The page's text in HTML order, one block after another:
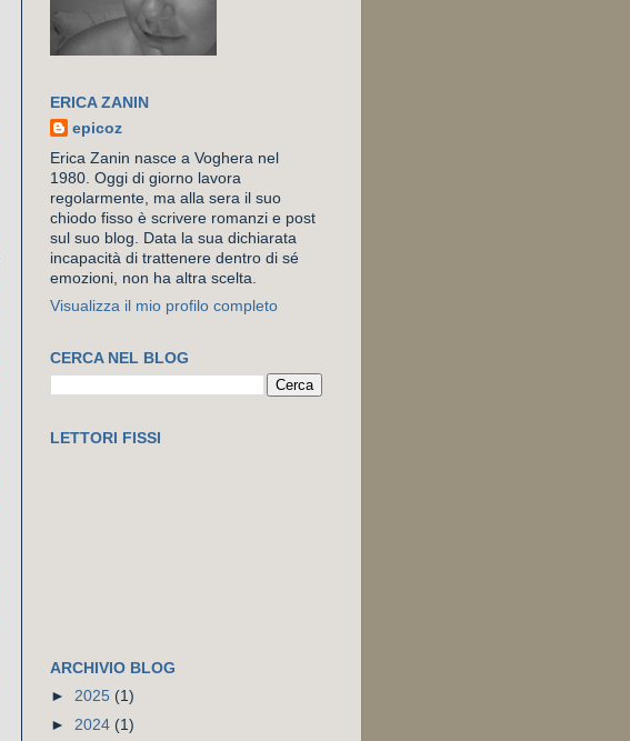
ERICA ZANIN
epicoz
Erica Zanin nasce a Voghera nel
1980. Oggi di giorno lavora
regolarmente, ma alla sera il suo
chiodo fisso è scrivere romanzi e post
sul suo blog. Data la sua dichiarata
incapacità di trattenere dentro di sé
emozioni, non ha altra scelta.
Visualizza il mio profilo completo
CERCA NEL BLOG
LETTORI FISSI
ARCHIVIO BLOG
► 2025 (1)
► 2024 (1)